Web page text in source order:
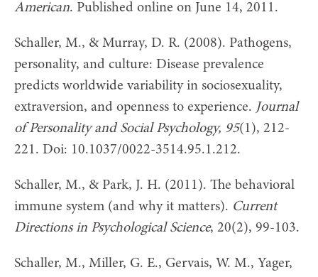
American. Published online on June 14, 2011.
Schaller, M., & Murray, D. R. (2008). Pathogens,
personality, and culture: Disease prevalence
predicts worldwide variability in sociosexuality,
extraversion, and openness to experience. Journal
of Personality and Social Psychology, 95(1), 212-
221. Doi: 10.1037/0022-3514.95.1.212.
Schaller, M., & Park, J. H. (2011). The behavioral
immune system (and why it matters). Current
Directions in Psychological Science, 20(2), 99-103.
Schaller, M., Miller, G. E., Gervais, W. M., Yager,